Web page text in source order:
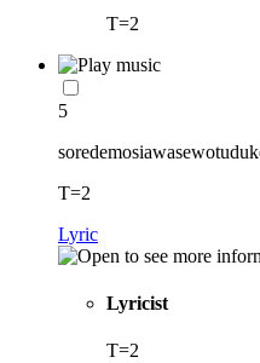
T=2
5
T=2
Lyric
Lyricist
T=2